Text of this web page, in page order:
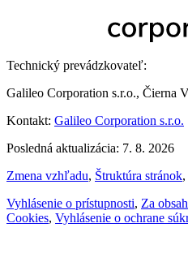
Technický prevádzkovateľ:
Galileo Corporation s.r.o., Čierna
Kontakt: Galileo Corporation s.r.o.
Posledná aktualizácia: 7. 8. 2026
Zmena vzhľadu, Štruktúra stránok,
Vyhlásenie o prístupnosti, Za
Cookies, Vyhlásenie o ochrane